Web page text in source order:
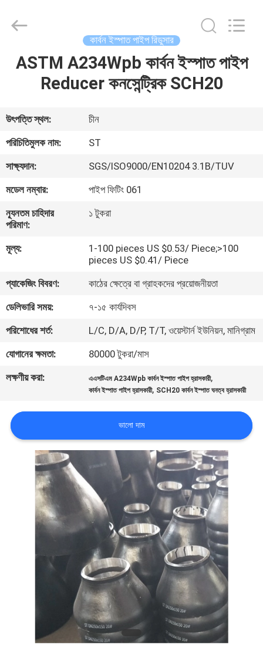
বাড়ি
ভিডিও
VR
প্রদর্শন
আমাদের
সম্পর্কে
কারখানা
ভ্রমণ
মান
নিয়ন্ত্রণ
আমাদের
সাথে
যোগাযোগ
Ltd..
Developed
কার্বন ইস্পাত পাইপ রিডুসার
ASTM A234Wpb কার্বন ইস্পাত পাইপ
Reducer কনসেন্ট্রিক SCH20
উৎপত্তি স্থল:
চীন
পরিচিতিমুলক নাম:
ST
সাক্ষ্যদান:
SGS/ISO9000/EN10204 3.1B/TUV
মডেল নম্বার:
পাইপ ফিটিং 061
ন্যূনতম চাহিদার
পরিমাণ:
১ টুকরা
মূল্য:
1-100 pieces US $0.53/ Piece;>100
pieces US $0.41/ Piece
প্যাকেজিং বিবরণ:
কাঠের ক্ষেত্রে বা গ্রাহকদের প্রয়োজনীয়তা
ডেলিভারি সময়:
৭-১৫ কার্যদিবস
পরিশোধের শর্ত:
L/C, D/A, D/P, T/T, ওয়েস্টার্ন ইউনিয়ন, মানিগ্রাম
যোগানের ক্ষমতা:
80000 টুকরা/মাস
লক্ষণীয় করা:
এএসটিএম A234Wpb কার্বন ইস্পাত পাইপ হ্রাসকারী,
কার্বন ইস্পাত পাইপ হ্রাসকারী, SCH20 কার্বন ইস্পাত ঘনত্ব হ্রাসকারী
ভালো দাম